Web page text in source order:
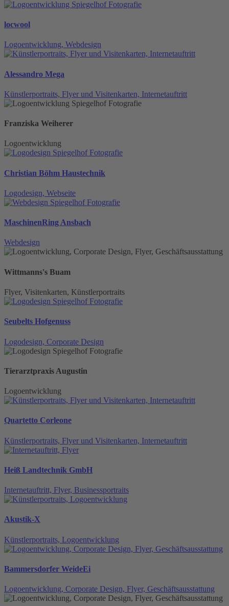
locwool
Logoentwicklung, Webdesign
Alessandro Mega
Künstlerportraits, Flyer und Visitenkarten, Internetauftritt
Franziska Weiherer
Logoentwicklung
Christian Böhm Haustechnik
Logodesign, Webseite
MaschinenRing Ansbach
Webdesign
Wittmanns's Buam
Flyer, Visitenkarten, Künstlerportraits
Seubelts Hofgenuss
Logodesign, Corporate Design
Tierarztpraxis Augustin
Logoentwicklung
Quartetto Corleone
Künstlerportraits, Flyer und Visitenkarten, Internetauftritt
Heiß Landtechnik GmbH
Internetauftritt, Flyer, Businessportraits
Akustik-X
Künstlerportraits, Logoentwicklung
Bammersdorfer WeideEi
Logoentwicklung, Corporate Design, Flyer, Geschäftsausstattung